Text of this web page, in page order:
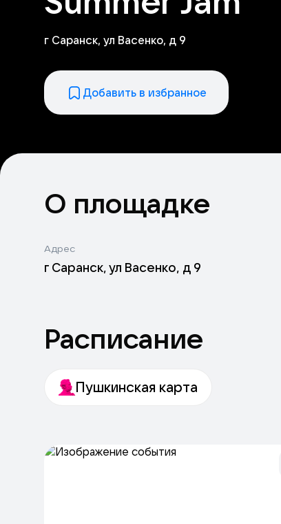
г Саранск, ул Васенко, д 9
Добавить в избранное
О площадке
Адрес
г Саранск, ул Васенко, д 9
Расписание
Пушкинская карта